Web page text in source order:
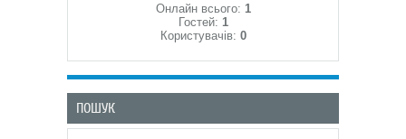
Онлайн всього: 1
Гостей: 1
Користувачів: 0
ПОШУК